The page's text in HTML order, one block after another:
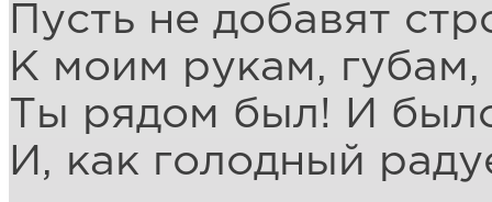
Пусть не добавят
К моим рукам,
Ты рядом был! И
И, как голодный